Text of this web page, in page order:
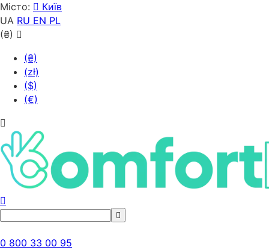
Місто:
Київ
UA RU EN PL
(₴)
(₴)
(zł)
($)
(€)
0 800 33 00 95